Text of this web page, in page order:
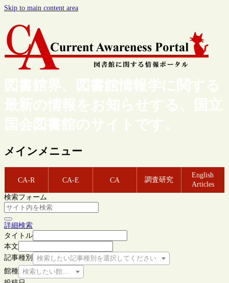
Skip to main content area
図書館界、図書館情報学に関する
最新の情報をお知らせする、国立
国会図書館のサイトです。
メインメニュー
CA-R CA-E CA 調査研究
English
Articles
検索フォーム
詳細検索
タイトル
本文
記事種別
検索したい記事種別を選択してください
館種 検索したい館種を選択してください